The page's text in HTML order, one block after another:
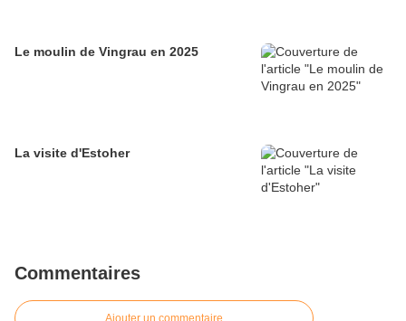
Le moulin de Vingrau en 2025
La visite d'Estoher
Commentaires
Ajouter un commentaire